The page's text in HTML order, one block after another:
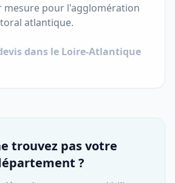
mesure pour l'agglomération
atlantique.
dans le Loire-Atlantique
trouvez pas votre
?